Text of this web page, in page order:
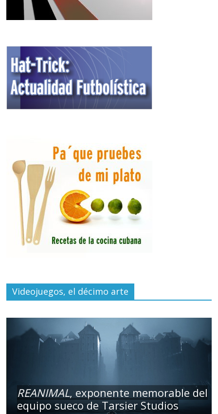
Videojuegos, el décimo arte
REANIMAL, exponente memorable del
equipo sueco de Tarsier Studios